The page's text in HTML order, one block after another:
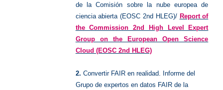
de la Comisión sobre la nube europea de
ciencia abierta (EOSC 2nd HLEG)/ Report of
the Commission 2nd High Level Expert
Group on the European Open Science
Cloud (EOSC 2nd HLEG)
2. Convertir FAIR en realidad.
Informe del
Grupo de expertos en datos FAIR de la